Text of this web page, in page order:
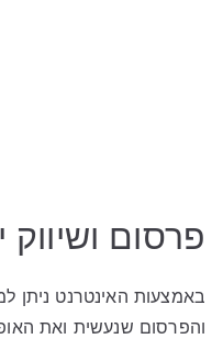
פרסום ושיווק
באמצעות האינטרנט ניתן
והפרסום שנעשית ואת